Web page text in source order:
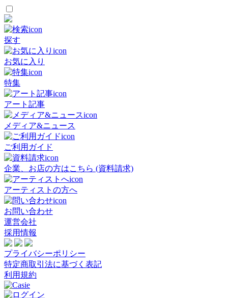
探す
お気に入り
特集
アート記事
メディア&ニュース
ご利用ガイド
企業、お店の方はこちら (資料請求)
アーティストの方へ
お問い合わせ
運営会社
採用情報
プライバシーポリシー
特定商取引法に基づく表記
利用規約